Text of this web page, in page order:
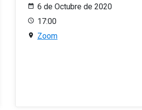
6 de Octubre de 2020
17:00
Zoom